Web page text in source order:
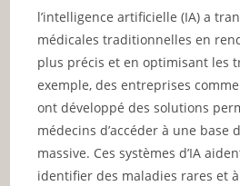
l’intelligence artificielle (IA) a
médicales traditionnelles en
plus précis et en optimisant les
exemple, des entreprises
ont développé des solutions
médecins d’accéder à une base
massive. Ces systèmes d’IA
identifier des maladies rares et